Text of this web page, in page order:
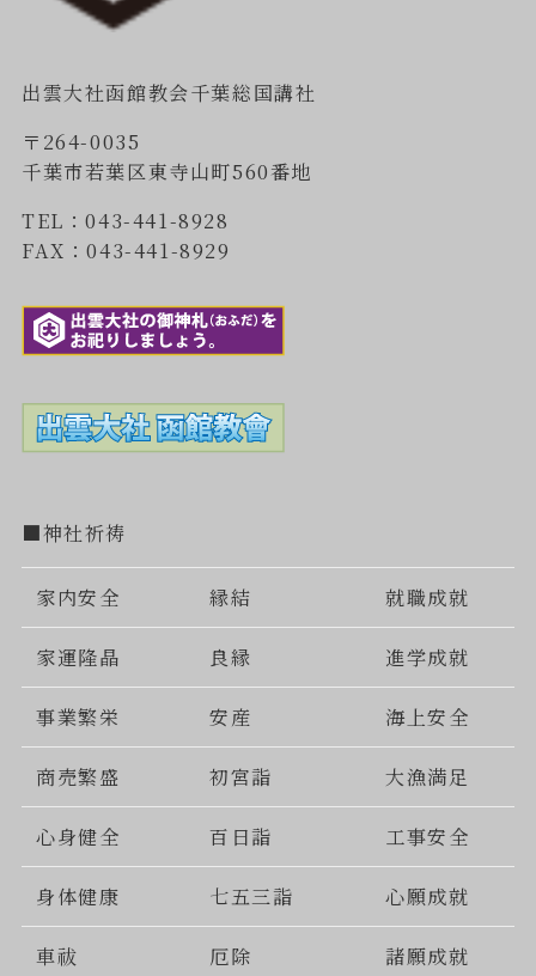
出雲大社函館教会千葉総国講社
〒264-0035
千葉市若葉区東寺山町560番地
TEL：043-441-8928
FAX：043-441-8929
■神社祈祷
家内安全 縁結 就職成就
家運隆晶 良縁 進学成就
事業繁栄 安産 海上安全
商売繁盛 初宮詣 大漁満足
心身健全 百日詣 工事安全
身体健康 七五三詣 心願成就
車祓 厄除 諸願成就